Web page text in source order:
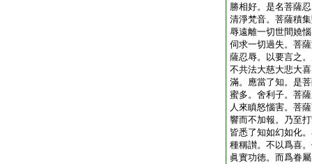
勝相好。是名菩薩
清淨梵音。菩薩積
辱遠離一切世間嬈
伺求一切過失。菩
薩忍辱。以要言之
不共法大慈大悲大
滿。應當了知。是
蜜多。舍利子。菩
人來瞋怒惱害。菩
響而不加報。乃至
皆悉了知如幻如化
種稱讃。不以爲喜
眞實功徳。而爲眷